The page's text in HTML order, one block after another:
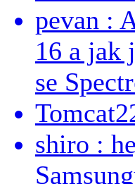
pevan :
16 a jak
se
shiro :